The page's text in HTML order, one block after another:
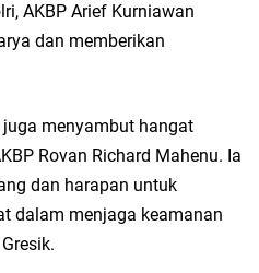
dan LBH Perkuat Soliditas di
Cegah Stunting, Perkuat Gizi Balita
UMKM, LAZISNU Kedamean Bantu
AKBP Arief Kurniawan
dan memberikan
menyambut hangat
Rovan Richard Mahenu. Ia
dan harapan untuk
dalam menjaga keamanan